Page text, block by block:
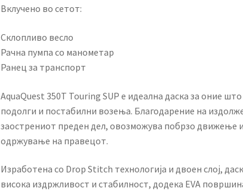
Вклучено во сетот:
Склопливо весло
Рачна пумпа со манометар
Ранец за транспорт
AquaQuest 350T Touring SUP е идеална даска за оние што
подолги и постабилни возења. Благодарение на
заострениот преден дел, овозможува побрзо движење
одржување на правецот.
Изработена со Drop Stitch технологија и двоен слој,
висока издржливост и стабилност, додека EVA